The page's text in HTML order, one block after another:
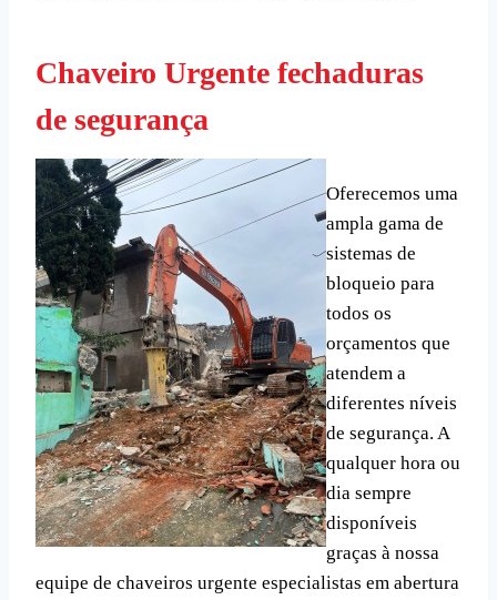
Chaveiro Urgente fechaduras
de segurança
Oferecemos uma
ampla gama de
sistemas de
bloqueio para
todos os
orçamentos que
atendem a
diferentes níveis
de segurança. A
qualquer hora ou
dia sempre
disponíveis
graças à nossa
equipe de chaveiros urgente especialistas em abertura